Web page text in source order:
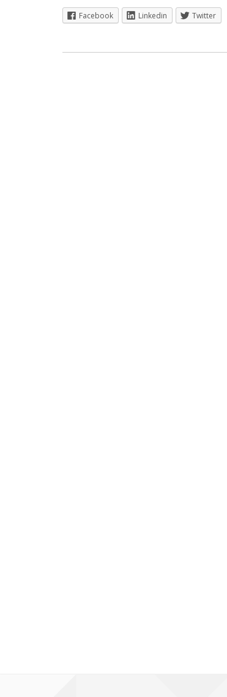
Facebook Linkedin Twitter